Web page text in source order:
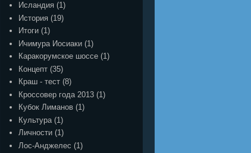
Исландия (1)
История (19)
Итоги (1)
Ичимура Иосиаки (1)
Каракорумское шоссе (1)
Концепт (35)
Краш - тест (8)
Кроссовер года 2013 (1)
Кубок Лиманов (1)
Культура (1)
Личности (1)
Лос-Анджелес (1)